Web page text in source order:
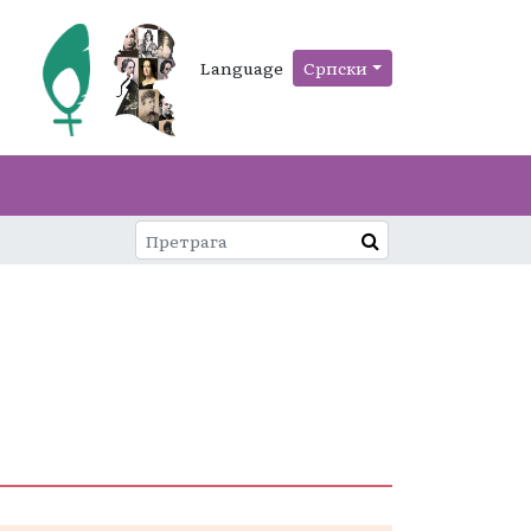
Language Српски